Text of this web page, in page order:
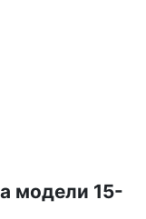
модели 15-